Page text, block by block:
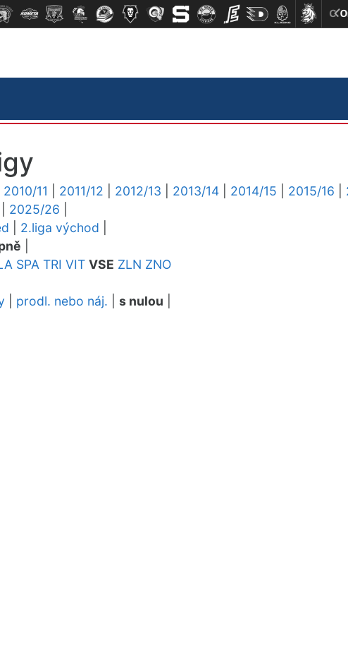
2010/11 2011/12 2012/13 2013/14 2014/15 2015/16
2025/26
2.liga východ
SPA TRI VIT VSE ZLN ZNO
prodl. nebo náj. s nulou